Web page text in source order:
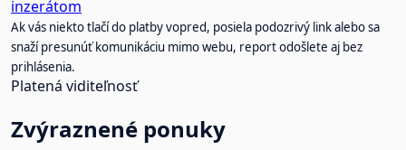
inzerátom
Ak vás niekto tlačí do platby vopred, posiela podozrivý link alebo sa
snaží presunúť komunikáciu mimo webu, report odošlete aj bez
prihlásenia.
Platená viditeľnosť
Zvýraznené ponuky